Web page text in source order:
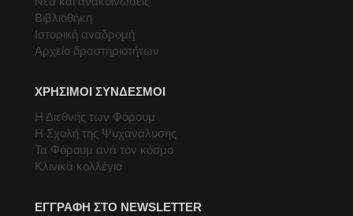
Βιβλιοθήκη
Ιστορική αναδρομή
Αρχείο δραστηριοτήτων
ΧΡΗΣΙΜΟΙ ΣΥΝΔΕΣΜΟΙ
Η Διεθνής των Φόρουμ
Η Σχολή της Ψυχανάλυσης
Τα Φόρουμ ανά τον κόσμο
Κλινικά κολλέγια
ΕΓΓΡΑΦΗ ΣΤΟ NEWSLETTER